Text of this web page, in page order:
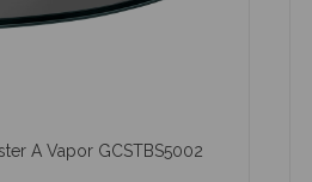
A Vapor GCSTBS5002